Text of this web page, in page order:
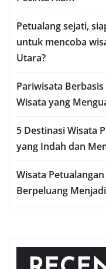
Petualang sejati,
untuk mencoba
Utara?
Pariwisata
Wisata yang
5 Destinasi Wisata
yang Indah dan
Wisata
Berpeluang